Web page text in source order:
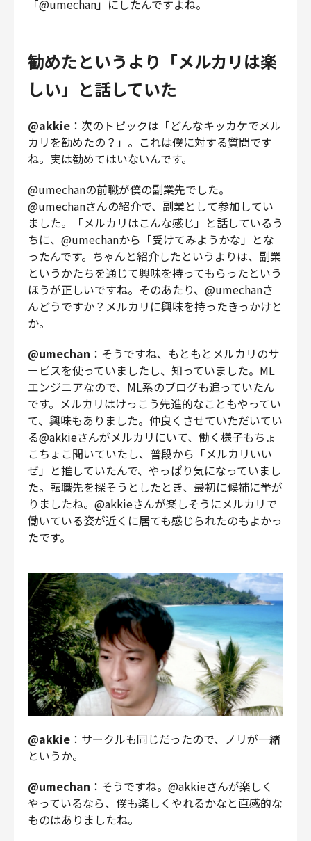
「@umechan」にしたんですよね。
勧めたというより「メルカリは楽
しい」と話していた
@akkie ：次のトピックは「どんなキッカケでメル
カリを勧めたの？」。これは僕に対する質問です
ね。実は勧めてはいないんです。
@umechanの前職が僕の副業先でした。
@umechanさんの紹介で、副業として参加してい
ました。「メルカリはこんな感じ」と話しているう
ちに、@umechanから「受けてみようかな」とな
ったんです。ちゃんと紹介したというよりは、副業
というかたちを通じて興味を持ってもらったという
ほうが正しいですね。そのあたり、@umechanさ
んどうですか？メルカリに興味を持ったきっかけと
か。
@umechan ：そうですね、もともとメルカリのサ
ービスを使っていましたし、知っていました。ML
エンジニアなので、ML系のブログも追っていたん
です。メルカリはけっこう先進的なこともやってい
て、興味もありました。仲良くさせていただいてい
る@akkieさんがメルカリにいて、働く様子もちょ
こちょこ聞いていたし、普段から「メルカリいい
ぜ」と推していたんで、やっぱり気になっていまし
た。転職先を探そうとしたとき、最初に候補に挙が
りましたね。@akkieさんが楽しそうにメルカリで
働いている姿が近くに居ても感じられたのもよかっ
たです。
@akkie ：サークルも同じだったので、ノリが一緒
というか。
@umechan ：そうですね。@akkieさんが楽しく
やっているなら、僕も楽しくやれるかなと直感的な
ものはありましたね。